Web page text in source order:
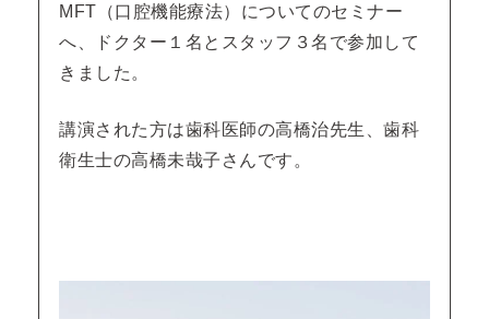
MFT（口腔機能療法）についてのセミナー
へ、ドクター１名とスタッフ３名で参加して
きました。
講演された方は歯科医師の高橋治先生、歯科
衛生士の高橋未哉子さんです。